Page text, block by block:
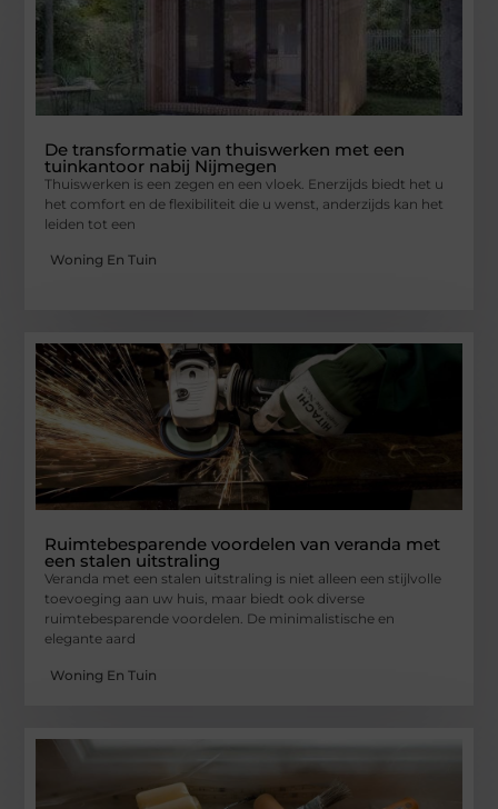
De transformatie van thuiswerken met een
tuinkantoor nabij Nijmegen
Thuiswerken is een zegen en een vloek. Enerzijds biedt het u
het comfort en de flexibiliteit die u wenst, anderzijds kan het
leiden tot een
Woning En Tuin
Ruimtebesparende voordelen van veranda met
een stalen uitstraling
Veranda met een stalen uitstraling is niet alleen een stijlvolle
toevoeging aan uw huis, maar biedt ook diverse
ruimtebesparende voordelen. De minimalistische en
elegante aard
Woning En Tuin